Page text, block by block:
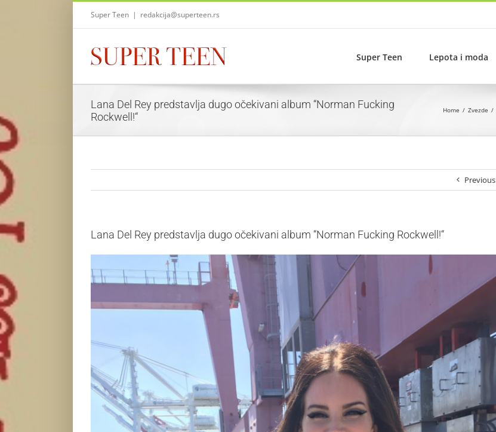
Super Teen | redakcija@superteen.rs
Super Teen Lepota i moda
Lana Del Rey predstavlja dugo očekivani album “Norman Fucking
Rockwell!“
Home Zvezde
Previous
Lana Del Rey predstavlja dugo očekivani album “Norman Fucking Rockwell!“